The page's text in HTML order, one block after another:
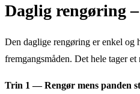
Daglig rengøring
Den daglige rengøring er enkel og
fremgangsmåden. Det hele tager
Trin 1 — Rengør mens panden